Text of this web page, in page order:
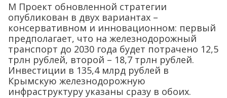
М Проект обновленной стратегии
опубликован в двух вариантах –
консервативном и инновационном: первый
предполагает, что на железнодорожный
транспорт до 2030 года будет потрачено 12,5
трлн рублей, второй – 18,7 трлн рублей.
Инвестиции в 135,4 млрд рублей в
Крымскую железнодорожную
инфраструктуру указаны сразу в обоих.